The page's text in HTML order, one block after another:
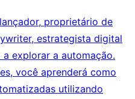
proprietário de
estrategista digital
explorar a automação.
você aprenderá como
utilizando